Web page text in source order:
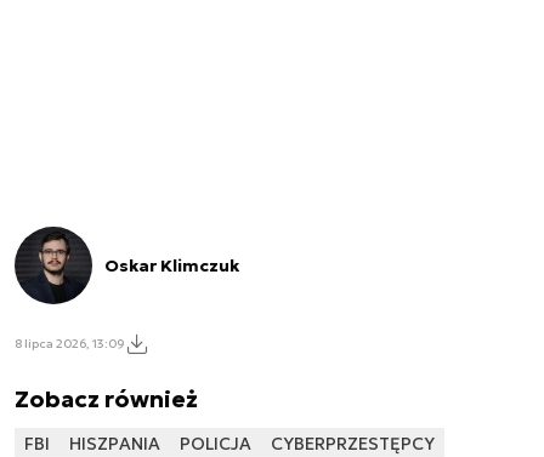
Oskar Klimczuk
8 lipca 2026, 13:09
Zobacz również
FBI HISZPANIA POLICJA CYBERPRZESTĘPCY